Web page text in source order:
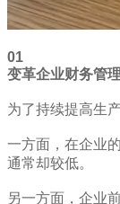
01
变革企业财务管理
为了持续提高生
一方面，在企业
通常却较低。
另一方面，企业